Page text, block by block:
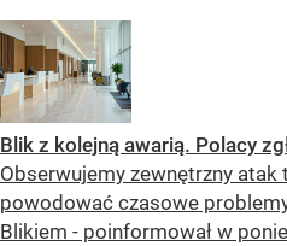
Blik z kolejną awarią. Polacy
Obserwujemy zewnętrzny atak
powodować czasowe
Blikiem - poinformował w